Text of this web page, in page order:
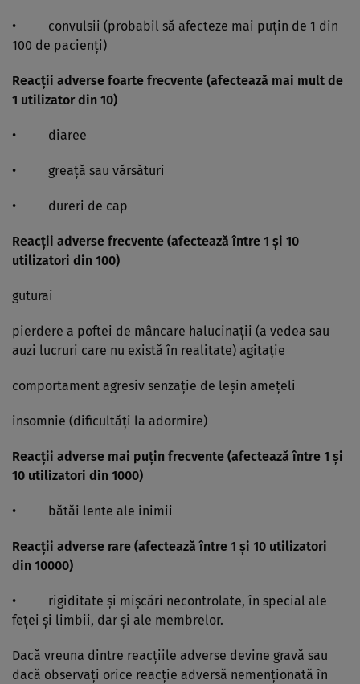
• convulsii (probabil să afecteze mai puţin de 1 din
100 de pacienţi)
Reacţii adverse foarte frecvente (afectează mai mult de
1 utilizator din 10)
• diaree
• greaţă sau vărsături
• dureri de cap
Reacţii adverse frecvente (afectează între 1 şi 10
utilizatori din 100)
guturai
pierdere a poftei de mâncare halucinaţii (a vedea sau
auzi lucruri care nu există în realitate) agitaţie
comportament agresiv senzaţie de leşin ameţeli
insomnie (dificultăţi la adormire)
Reacţii adverse mai puţin frecvente (afectează între 1 şi
10 utilizatori din 1000)
• bătăi lente ale inimii
Reacţii adverse rare (afectează între 1 şi 10 utilizatori
din 10000)
• rigiditate şi mişcări necontrolate, în special ale
feţei şi limbii, dar şi ale membrelor.
Dacă vreuna dintre reacţiile adverse devine gravă sau
dacă observaţi orice reacţie adversă nemenţionată în